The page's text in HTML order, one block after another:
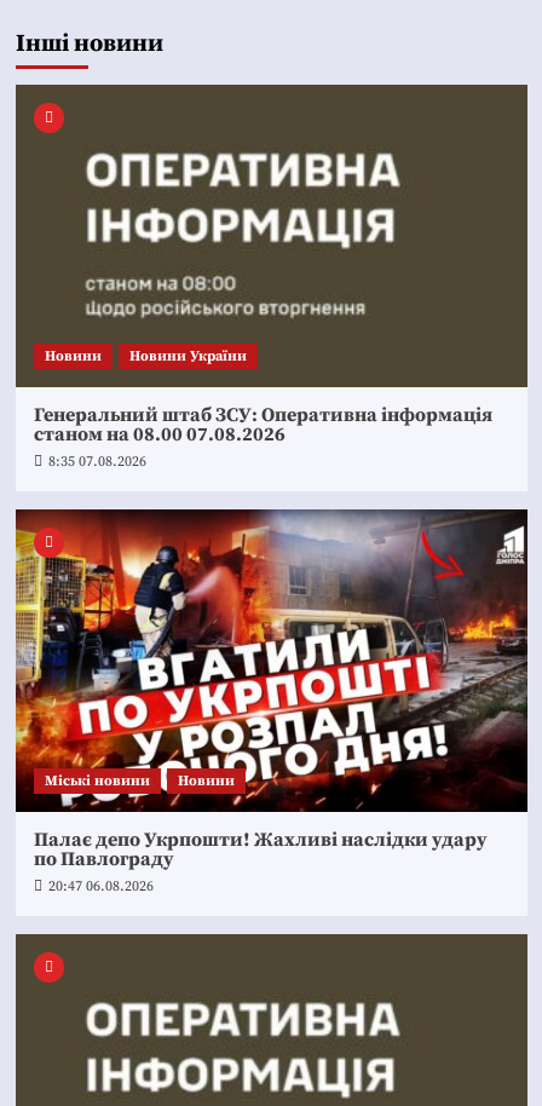
Інші новини
Новини Новини України
Генеральний штаб ЗСУ: Оперативна інформація
станом на 08.00 07.08.2026
8:35 07.08.2026
Mіські новини Новини
Палає депо Укрпошти! Жахливі наслідки удару
по Павлограду
20:47 06.08.2026